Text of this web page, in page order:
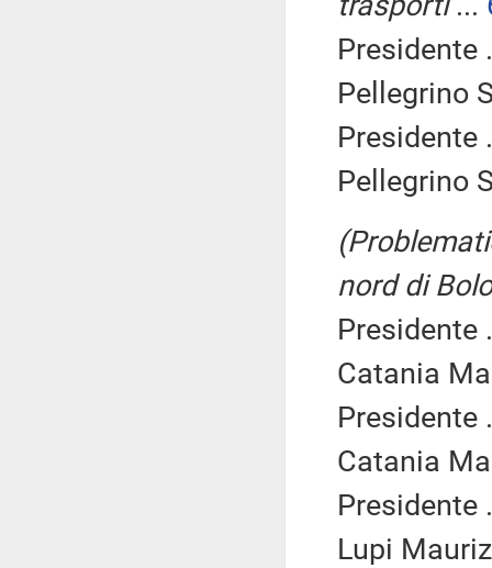
Presidente
Pellegrino
Presidente
Pellegrino
nord di
Presidente
Catania
Presidente
Catania
Presidente
Lupi